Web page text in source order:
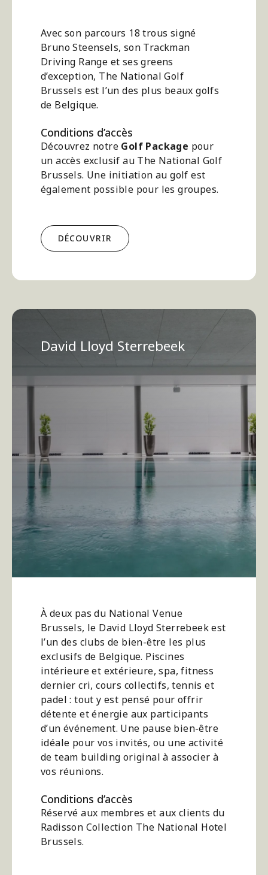
Avec son parcours 18 trous signé
Bruno Steensels, son Trackman
Driving Range et ses greens
d’exception, The National Golf
Brussels est l’un des plus beaux golfs
de Belgique.
Conditions d’accès
Découvrez notre Golf Package pour
un accès exclusif au The National Golf
Brussels. Une initiation au golf est
également possible pour les groupes.
DÉCOUVRIR
À deux pas du National Venue
Brussels, le David Lloyd Sterrebeek est
l’un des clubs de bien-être les plus
exclusifs de Belgique. Piscines
intérieure et extérieure, spa, fitness
dernier cri, cours collectifs, tennis et
padel : tout y est pensé pour offrir
détente et énergie aux participants
d’un événement. Une pause bien-être
idéale pour vos invités, ou une activité
de team building original à associer à
vos réunions.
Conditions d’accès
Réservé aux membres et aux clients du
Radisson Collection The National Hotel
Brussels.
David Lloyd Sterrebeek